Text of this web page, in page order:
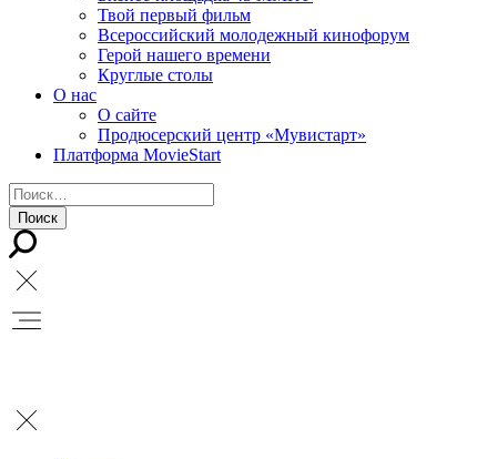
Твой первый фильм
Всероссийский молодежный кинофорум
Герой нашего времени
Круглые столы
О нас
О сайте
Продюсерский центр «Мувистарт»
Платформа MovieStart